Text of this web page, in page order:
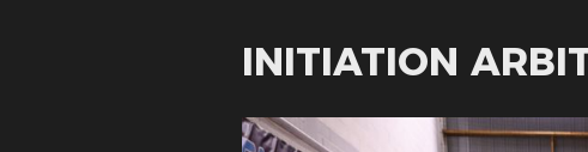
INITIATION